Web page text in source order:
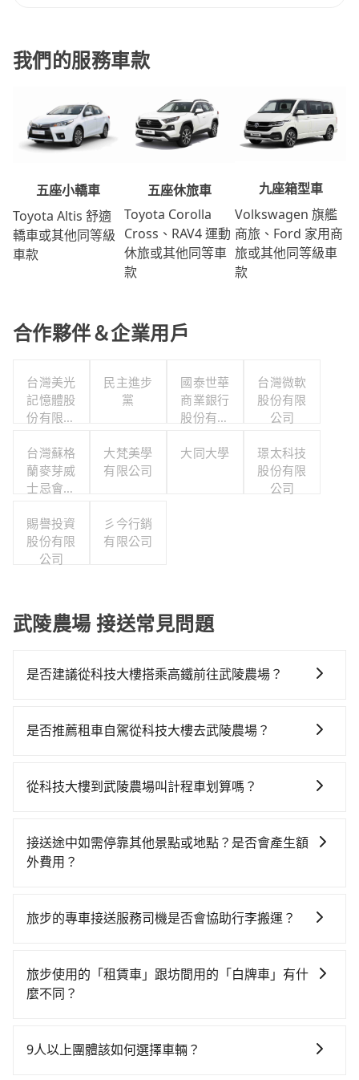
我們的服務車款
五座小轎車
Toyota Altis 舒適
轎車或其他同等級
車款
五座休旅車
Toyota Corolla
Cross、RAV4 運動
休旅或其他同等車
款
九座箱型車
Volkswagen 旗艦
商旅、Ford 家用商
旅或其他同等級車
款
合作夥伴＆企業用戶
台灣美光
記憶體股
份有限公
民主進步
黨
國泰世華
商業銀行
股份有限
台灣微軟
股份有限
公司
台灣蘇格
蘭麥芽威
士忌會所
公司
大梵美學
有限公司
大同大學
璟太科技
股份有限
公司
賜譽投資
股份有限
公司
彡今行銷
有限公司
武陵農場 接送常見問題
是否建議從科技大樓搭乘高鐵前往武陵農場？
時！從最早06:26一直到23:00，台北-台中一天最多有
車程約16分鐘。抵達高鐵站後，步行進站、現場購票並
元，再用10分鐘出站、等待車站前排班的計程車，搭上
小黃後約花70分鐘、車費1,800元後，抵達武陵農場 (台
元。但如果全程使用tripool並到府專車接送，則每人平
會額外浪費15分鐘在轉乘與等車上，現在還不馬上來預
約tripool！如果你是三人以下要乘車，也可參考tripool
是否推薦租車自駕從科技大樓去武陵農場？
時不需要閉目養神（因為要自己開車），最重要的是你
$115~205承租小轎車，每公里再額外加收$3.2，從科技
大樓到武陵農場的花費預估為$2,550~3,250（金額差異
估進去，但額外的汽車保險與可能的罰單都需自付。再
數超過四位，更是沒有較大的七人座或九人座可供選
擇，而且無人租車最令人詬病的就是車況，打開車門才
會遇到明明已經預約了時間但上一位用戶卻遲遲尚未歸
從科技大樓到武陵農場叫計程車划算嗎？
灣大車隊、Uber、Line Taxi、Yoxi等，如果在路邊攔不
到車，也可考慮打電話至附近的計程車隊，如建國計程
可省高達$1,500。關於交通需要特別注意：像武陵農場
叫車，這代表你需要事先預約，並且要做好等待較久的
心理準備。綜合以上，無論在價格或服務品質上，
接送途中如需停靠其他景點或地點？是否會產生額
外費用？
靠，您可以參考我們的「加點服務」，每個點距離在 5
您選擇「計時包車」，中途需要加點停靠，則不需要額
外支付費用。
旅步的專車接送服務司機是否會協助行李搬運？
行李搬運的問題，享受更輕鬆的旅程。
旅步使用的「租賃車」跟坊間用的「白牌車」有什
麼不同？
字的「R」開頭，受車隊嚴格管理及審核後才可入隊，成
9人以上團體該如何選擇車輛？